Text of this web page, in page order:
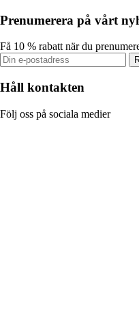
Prenumerera på vårt
Få 10 % rabatt när du
Håll kontakten
Följ oss på sociala medier